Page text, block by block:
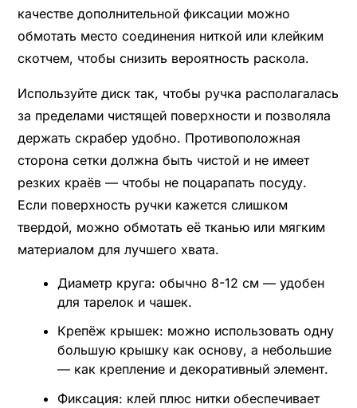
качестве дополнительной фиксации можно
обмотать место соединения ниткой или клейким
скотчем, чтобы снизить вероятность раскола.
Используйте диск так, чтобы ручка располагалась
за пределами чистящей поверхности и позволяла
держать скрабер удобно. Противоположная
сторона сетки должна быть чистой и не имеет
резких краёв — чтобы не поцарапать посуду.
Если поверхность ручки кажется слишком
твердой, можно обмотать её тканью или мягким
материалом для лучшего хвата.
Диаметр круга: обычно 8-12 см — удобен
для тарелок и чашек.
Крепёж крышек: можно использовать одну
большую крышку как основу, а небольшие
— как крепление и декоративный элемент.
Фиксация: клей плюс нитки обеспечивает